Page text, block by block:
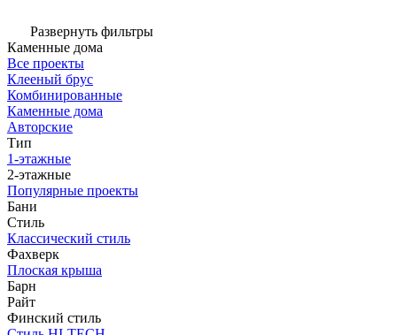
Развернуть фильтры
Каменные дома
Все проекты
Клееный брус
Комбинированные
Каменные дома
Авторские
Тип
1-этажные
2-этажные
Популярные проекты
Бани
Стиль
Классический стиль
Фахверк
Плоская крыша
Барн
Райт
Финский стиль